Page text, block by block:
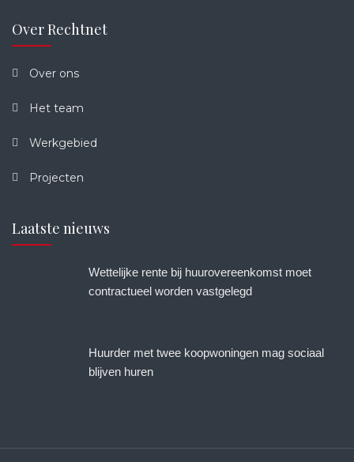
Over Rechtnet
Over ons
Het team
Werkgebied
Projecten
Laatste nieuws
Wettelijke rente bij huurovereenkomst moet
contractueel worden vastgelegd
Huurder met twee koopwoningen mag sociaal
blijven huren